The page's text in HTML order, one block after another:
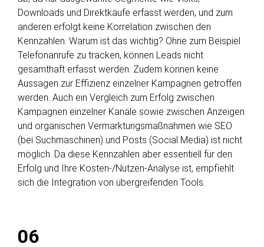
Downloads und Direktkäufe erfasst werden, und zum
anderen erfolgt keine Korrelation zwischen den
Kennzahlen. Warum ist das wichtig? Ohne zum Beispiel
Telefonanrufe zu tracken, können Leads nicht
gesamthaft erfasst werden. Zudem können keine
Aussagen zur Effizienz einzelner Kampagnen getroffen
werden. Auch ein Vergleich zum Erfolg zwischen
Kampagnen einzelner Kanäle sowie zwischen Anzeigen
und organischen Vermarktungsmaßnahmen wie SEO
(bei Suchmaschinen) und Posts (Social Media) ist nicht
möglich. Da diese Kennzahlen aber essentiell für den
Erfolg und Ihre Kosten-/Nutzen-Analyse ist, empfiehlt
sich die Integration von übergreifenden Tools.
06